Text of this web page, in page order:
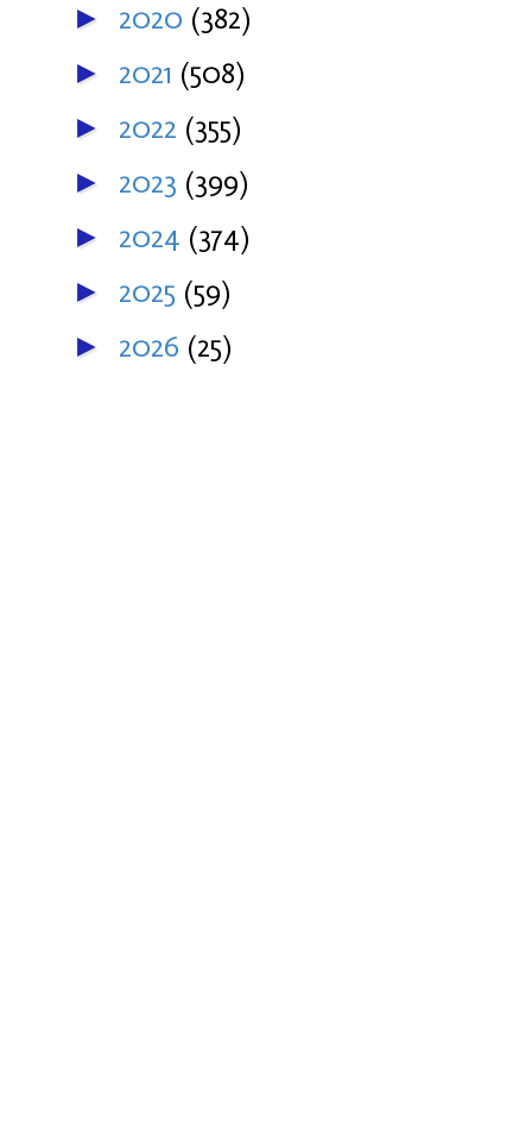
► 2020 (382)
► 2021 (508)
► 2022 (355)
► 2023 (399)
► 2024 (374)
► 2025 (59)
► 2026 (25)